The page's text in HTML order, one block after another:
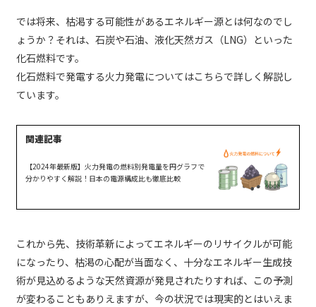
では将来、枯渇する可能性があるエネルギー源とは何なのでし
ょうか？それは、石炭や石油、液化天然ガス（LNG）といった
化石燃料です。
化石燃料で発電する火力発電についてはこちらで詳しく解説し
ています。
【2024年最新版】火力発電の燃料別発電量を円グラフで
分かりやすく解説！日本の電源構成比も徹底比較
これから先、技術革新によってエネルギーのリサイクルが可能
になったり、枯渇の心配が当面なく、十分なエネルギー生成技
術が見込めるような天然資源が発見されたりすれば、この予測
が変わることもありえますが、今の状況では現実的とはいえま